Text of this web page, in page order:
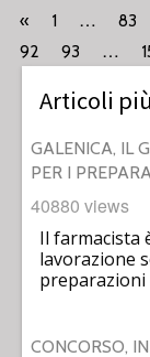
« 1 … 83
92
93 …
Articoli
GALENICA, IL
PER I
40880 views
Il farmacista
lavorazione
CONCORSO,